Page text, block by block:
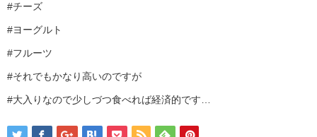
#チーズ
#ヨーグルト
#フルーツ
#それでもかなり高いのですが
#大入りなので少しづつ食べれば経済的です…